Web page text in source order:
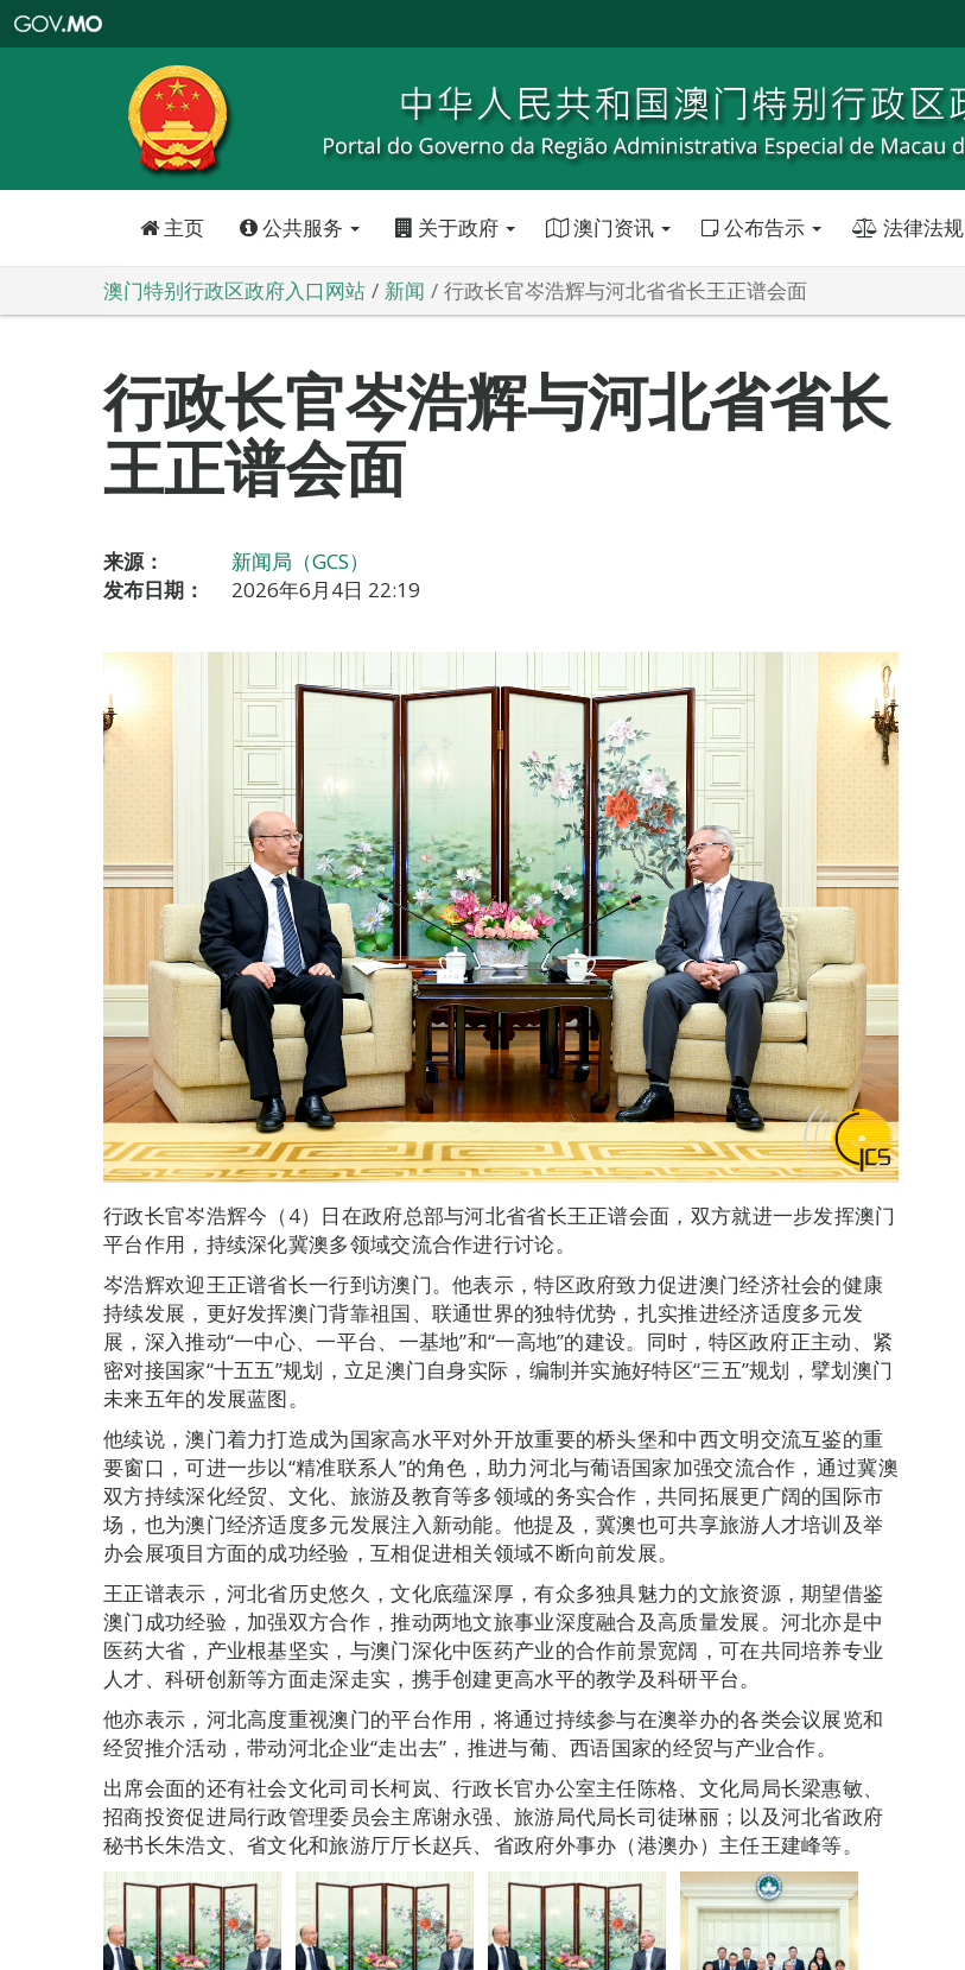
特
政
区
政
口
主页 公共服务 关于政府 澳门资讯 公布告示 法律法规
澳门特别行政区政府入口网站 新闻 行政长官岑浩辉与河北省省长王正谱会面
行政长官岑浩辉与河北省省长
王正谱会面
来源：
新闻局（GCS）
发布日期：
2026年6月4日 22:19
行政长官岑浩辉今（4）日在政府总部与河北省省长王正谱会面，双方就进一步发挥澳门
平台作用，持续深化冀澳多领域交流合作进行讨论。
岑浩辉欢迎王正谱省长一行到访澳门。他表示，特区政府致力促进澳门经济社会的健康
持续发展，更好发挥澳门背靠祖国、联通世界的独特优势，扎实推进经济适度多元发
展，深入推动“一中心、一平台、一基地”和“一高地”的建设。同时，特区政府正主动、紧
密对接国家“十五五”规划，立足澳门自身实际，编制并实施好特区“三五”规划，擘划澳门
未来五年的发展蓝图。
他续说，澳门着力打造成为国家高水平对外开放重要的桥头堡和中西文明交流互鉴的重
要窗口，可进一步以“精准联系人”的角色，助力河北与葡语国家加强交流合作，通过冀澳
双方持续深化经贸、文化、旅游及教育等多领域的务实合作，共同拓展更广阔的国际市
场，也为澳门经济适度多元发展注入新动能。他提及，冀澳也可共享旅游人才培训及举
办会展项目方面的成功经验，互相促进相关领域不断向前发展。
王正谱表示，河北省历史悠久，文化底蕴深厚，有众多独具魅力的文旅资源，期望借鉴
澳门成功经验，加强双方合作，推动两地文旅事业深度融合及高质量发展。河北亦是中
医药大省，产业根基坚实，与澳门深化中医药产业的合作前景宽阔，可在共同培养专业
人才、科研创新等方面走深走实，携手创建更高水平的教学及科研平台。
他亦表示，河北高度重视澳门的平台作用，将通过持续参与在澳举办的各类会议展览和
经贸推介活动，带动河北企业“走出去”，推进与葡、西语国家的经贸与产业合作。
出席会面的还有社会文化司司长柯岚、行政长官办公室主任陈格、文化局局长梁惠敏、
招商投资促进局行政管理委员会主席谢永强、旅游局代局长司徒琳丽；以及河北省政府
秘书长朱浩文、省文化和旅游厅厅长赵兵、省政府外事办（港澳办）主任王建峰等。